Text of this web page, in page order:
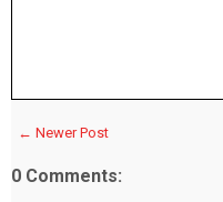
← Newer Post
0 Comments: